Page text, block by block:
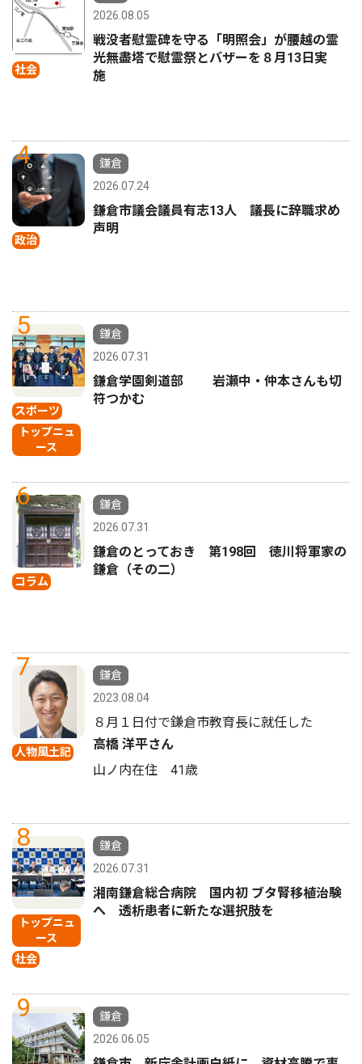
社会
2026.08.05
戦没者慰霊碑を守る「明照会」が腰越の霊
光無盡塔で慰霊祭とバザーを８月13日実
施
4
政治
鎌倉
2026.07.24
鎌倉市議会議員有志13人 議長に辞職求め
声明
5
スポーツ
トップニュ
ース
鎌倉
2026.07.31
鎌倉学園剣道部 岩瀬中・仲本さんも切
符つかむ
6
コラム
鎌倉
2026.07.31
鎌倉のとっておき 第198回 徳川将軍家の
鎌倉（その二）
7
人物風土記
鎌倉
2023.08.04
８月１日付で鎌倉市教育長に就任した
高橋 洋平さん
山ノ内在住 41歳
8
トップニュ
ース
社会
鎌倉
2026.07.31
湘南鎌倉総合病院 国内初 ブタ腎移植治験
へ 透析患者に新たな選択肢を
9
鎌倉
2026.06.05